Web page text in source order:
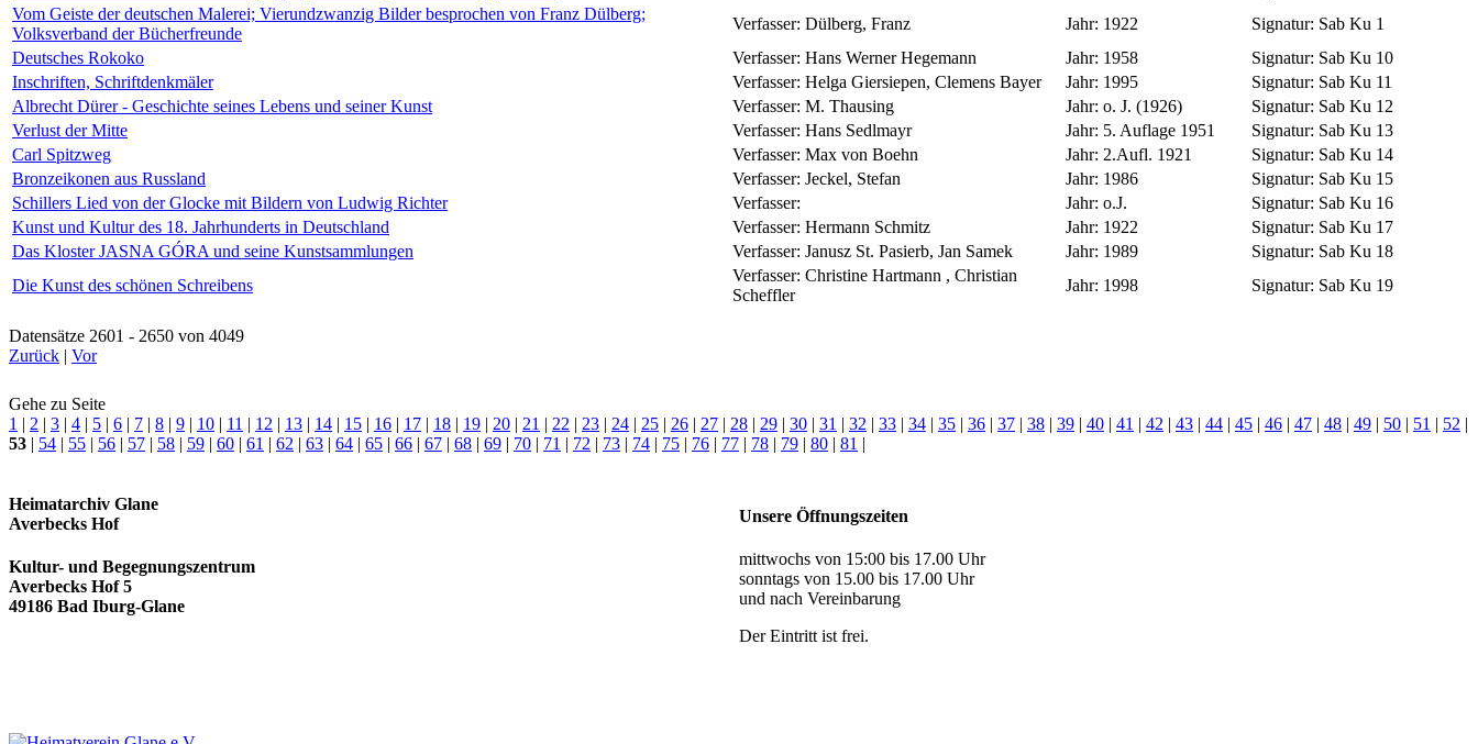
Vom Geiste der deutschen Malerei; Vierundzwanzig Bilder besprochen von Franz Dülberg;
Volksverband der Bücherfreunde
Verfasser: Dülberg, Franz Jahr: 1922 Signatur: Sab Ku 1
Deutsches Rokoko
Verfasser: Hans Werner Hegemann Jahr: 1958 Signatur: Sab Ku 10
Inschriften, Schriftdenkmäler
Verfasser: Helga Giersiepen, Clemens Bayer Jahr: 1995 Signatur: Sab Ku 11
Albrecht Dürer - Geschichte seines Lebens und seiner Kunst
Verfasser: M. Thausing Jahr: o. J. (1926) Signatur: Sab Ku 12
Verlust der Mitte
Verfasser: Hans Sedlmayr Jahr: 5. Auflage 1951 Signatur: Sab Ku 13
Carl Spitzweg
Verfasser: Max von Boehn Jahr: 2.Aufl. 1921 Signatur: Sab Ku 14
Bronzeikonen aus Russland
Verfasser: Jeckel, Stefan Jahr: 1986 Signatur: Sab Ku 15
Schillers Lied von der Glocke mit Bildern von Ludwig Richter
Verfasser: Jahr: o.J. Signatur: Sab Ku 16
Kunst und Kultur des 18. Jahrhunderts in Deutschland
Verfasser: Hermann Schmitz Jahr: 1922 Signatur: Sab Ku 17
Das Kloster JASNA GÓRA und seine Kunstsammlungen
Verfasser: Janusz St. Pasierb, Jan Samek Jahr: 1989 Signatur: Sab Ku 18
Die Kunst des schönen Schreibens
Verfasser: Christine Hartmann , Christian
Scheffler
Jahr: 1998 Signatur: Sab Ku 19
Datensätze 2601 - 2650 von 4049
Zurück | Vor
Gehe zu Seite
1 | 2 | 3 | 4 | 5 | 6 | 7 | 8 | 9 | 10 | 11 | 12 | 13 | 14 | 15 | 16 | 17 | 18 | 19 | 20 | 21 | 22 | 23 | 24 | 25 | 26 | 27 | 28 | 29 | 30 | 31 | 32 | 33 | 34 | 35 | 36 | 37 | 38 | 39 | 40 | 41 | 42 | 43 | 44 | 45 | 46 | 47 | 48 | 49 | 50 | 51 | 52 |
53 | 54 | 55 | 56 | 57 | 58 | 59 | 60 | 61 | 62 | 63 | 64 | 65 | 66 | 67 | 68 | 69 | 70 | 71 | 72 | 73 | 74 | 75 | 76 | 77 | 78 | 79 | 80 | 81 |
Heimatarchiv Glane
Averbecks Hof
Kultur- und Begegnungszentrum
Averbecks Hof 5
49186 Bad Iburg-Glane
Unsere Öffnungszeiten
mittwochs von 15:00 bis 17.00 Uhr
sonntags von 15.00 bis 17.00 Uhr
und nach Vereinbarung
Der Eintritt ist frei.